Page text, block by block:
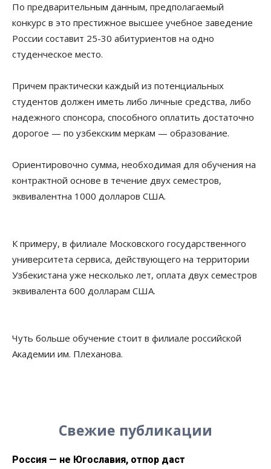
По предварительным данным, предполагаемый
конкурс в это престижное высшее учебное заведение
России составит 25-30 абитуриентов на одно
студенческое место.
Причем практически каждый из потенциальных
студентов должен иметь либо личные средства, либо
надежного спонсора, способного оплатить достаточно
дорогое — по узбекским меркам — образование.
Ориентировочно сумма, необходимая для обучения на
контрактной основе в течение двух семестров,
эквивалентна 1000 долларов США.
К примеру, в филиале Московского государственного
университета сервиса, действующего на территории
Узбекистана уже несколько лет, оплата двух семестров
эквивалента 600 долларам США.
Чуть больше обучение стоит в филиале российской
Академии им. Плеханова.
Свежие публикации
Россия — не Югославия, отпор даст